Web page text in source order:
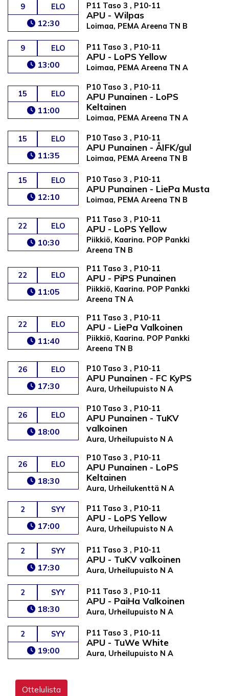
9 ELO
12:30
P11 Taso 3 , P10-11
APU - Wilpas
Loimaa, PEMA Areena TN B
9 ELO
13:00
P11 Taso 3 , P10-11
APU - LoPS Yellow
Loimaa, PEMA Areena TN A
15 ELO
11:00
P10 Taso 3 , P10-11
APU Punainen - LoPS
Keltainen
Loimaa, PEMA Areena TN A
15 ELO
11:35
P10 Taso 3 , P10-11
APU Punainen - ÅIFK/gul
Loimaa, PEMA Areena TN B
15 ELO
12:10
P10 Taso 3 , P10-11
APU Punainen - LiePa Musta
Loimaa, PEMA Areena TN B
22 ELO
10:30
P11 Taso 3 , P10-11
APU - LoPS Yellow
Piikkiö, Kaarina. POP Pankki
Areena TN B
22 ELO
11:05
P11 Taso 3 , P10-11
APU - PiPS Punainen
Piikkiö, Kaarina. POP Pankki
Areena TN A
22 ELO
11:40
P11 Taso 3 , P10-11
APU - LiePa Valkoinen
Piikkiö, Kaarina. POP Pankki
Areena TN B
26 ELO
17:30
P10 Taso 3 , P10-11
APU Punainen - FC KyPS
Aura, Urheilupuisto N A
26 ELO
18:00
P10 Taso 3 , P10-11
APU Punainen - TuKV
valkoinen
Aura, Urheilupuisto N A
26 ELO
18:30
P10 Taso 3 , P10-11
APU Punainen - LoPS
Keltainen
Aura, Urheilukenttä N A
2 SYY
17:00
P11 Taso 3 , P10-11
APU - LoPS Yellow
Aura, Urheilupuisto N A
2 SYY
17:30
P11 Taso 3 , P10-11
APU - TuKV valkoinen
Aura, Urheilupuisto N A
2 SYY
18:30
P11 Taso 3 , P10-11
APU - PaiHa Valkoinen
Aura, Urheilupuisto N A
2 SYY
19:00
P11 Taso 3 , P10-11
APU - TuWe White
Aura, Urheilupuisto N A
Ottelulista